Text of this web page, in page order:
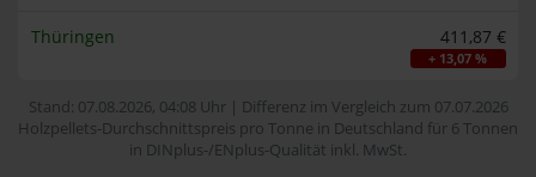
Thüringen 411,87 €
+ 13,07 %
Stand: 07.08.2026, 04:08 Uhr | Differenz im Vergleich zum 07.07.2026
Holzpellets-Durchschnittspreis pro Tonne in Deutschland für 6 Tonnen
in DINplus-/ENplus-Qualität inkl. MwSt.